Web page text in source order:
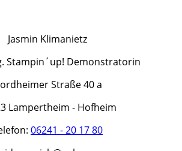
Jasmin Klimanietz
Stampin´up! Demonstratorin
Straße 40 a
Lampertheim - Hofheim
06241 - 20 17 80